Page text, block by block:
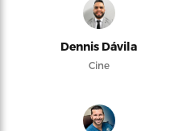
Dennis Dávila
Cine